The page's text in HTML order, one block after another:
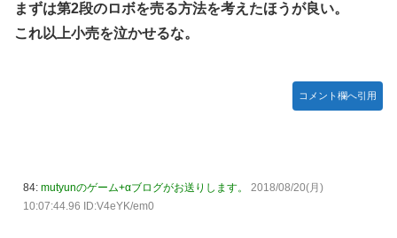
まずは第2段のロボを売る方法を考えたほうが良い。
これ以上小売を泣かせるな。
コメント欄へ引用
84: mutyunのゲーム+αブログがお送りします。
2018/08/20(月)
10:07:44.96 ID:V4eYK/em0